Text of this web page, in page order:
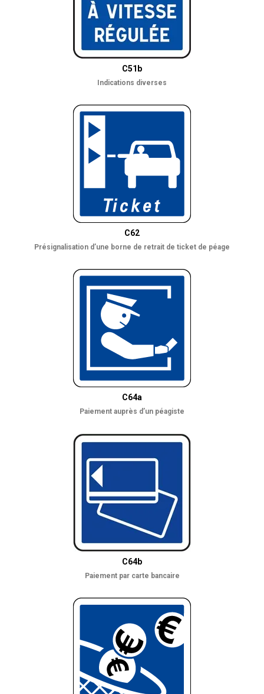
C51b
Indications diverses
C62
Présignalisation d’une borne de retrait de ticket de péage
C64a
Paiement auprès d’un péagiste
C64b
Paiement par carte bancaire